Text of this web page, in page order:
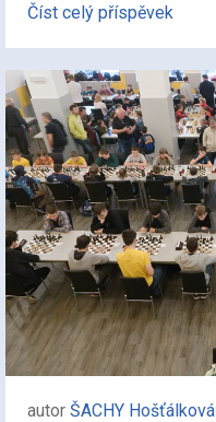
Číst celý příspěvek
autor ŠACHY Hošťálková